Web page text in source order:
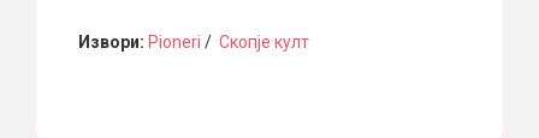
Извори: Pioneri / Скопје култ